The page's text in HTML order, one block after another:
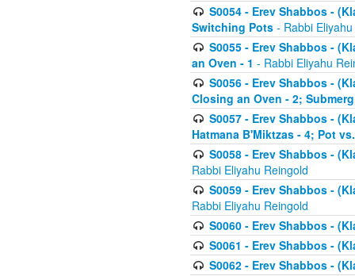
S0054 - Erev Shabbos -
Switching Pots - Rabbi
S0055 - Erev Shabbos -
an Oven - 1 - Rabbi Eliyahu
S0056 - Erev Shabbos -
Closing an Oven - 2;
S0057 - Erev Shabbos -
Hatmana B'Miktzas - 4; Pot
S0058 - Erev Shabbos -
Rabbi Eliyahu Reingold
S0059 - Erev Shabbos -
Rabbi Eliyahu Reingold
S0060 - Erev Shabbos -
S0061 - Erev Shabbos -
S0062 - Erev Shabbos -